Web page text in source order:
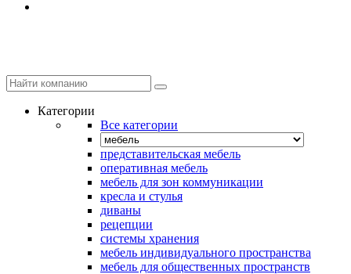
Категории
Все категории
представительская мебель
оперативная мебель
мебель для зон коммуникации
кресла и стулья
диваны
рецепции
системы хранения
мебель индивидуального пространства
мебель для общественных пространств